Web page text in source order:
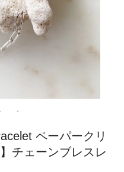
ペーパークリ
チェーンブレスレ